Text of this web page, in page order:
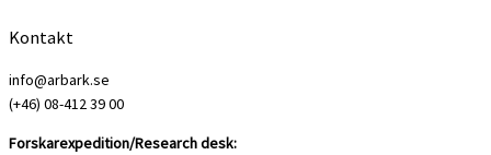
Kontakt
info@arbark.se
(+46) 08-412 39 00
Forskarexpedition/Research desk: